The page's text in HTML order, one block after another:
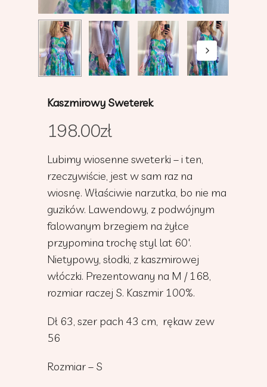
Kaszmirowy Sweterek
198.00zł
Lubimy wiosenne sweterki – i ten,
rzeczywiście, jest w sam raz na
wiosnę. Właściwie narzutka, bo nie ma
guzików. Lawendowy, z podwójnym
falowanym brzegiem na żyłce
przypomina trochę styl lat 60′.
Nietypowy, słodki, z kaszmirowej
włóczki. Prezentowany na M / 168,
rozmiar raczej S. Kaszmir 100%.
Dł 63, szer pach 43 cm, rękaw zew
56
Rozmiar – S